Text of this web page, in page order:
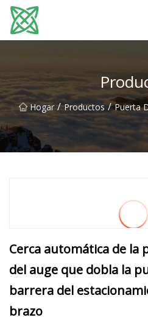
Hogar / Productos / Puerta
Cerca automática de la
del auge que dobla la
barrera del
brazo